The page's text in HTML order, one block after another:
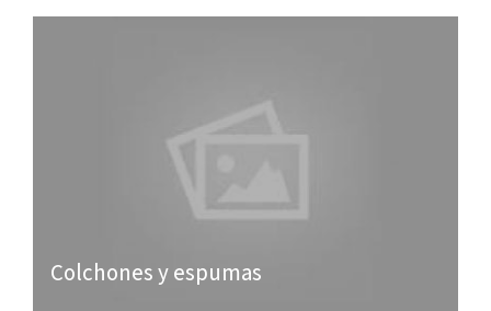
Colchones y espumas